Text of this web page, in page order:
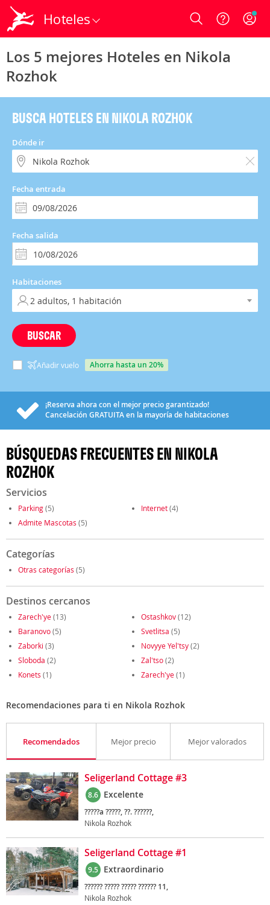
Hoteles Login
Los 5 mejores Hoteles en Nikola
Rozhok
BUSCA HOTELES EN NIKOLA ROZHOK
Dónde ir
Fecha entrada
Fecha salida
Habitaciones
BUSCAR
Añadir vuelo ahorra hasta un 20%
¡Reserva ahora con el mejor precio garantizado!
Cancelación GRATUITAen la mayoría de habitaciones
BÚSQUEDAS FRECUENTES EN NIKOLA
ROZHOK
Servicios
Parking(5) Internet(4)
Admite Mascotas (5)
Categorías
Otras categorías (5)
Destinos cercanos
Zarech'ye(13) Ostashkov(12)
Baranovo(5) Svetlitsa (5)
Zaborki (3) Novyye Yel'tsy(2)
Sloboda (2) Zal'tso(2)
Konets (1) Zarech'ye(1)
Recomendaciones para ti en Nikola Rozhok
Recomendados Mejor precio Mejor valorados
Seligerland Cottage #3
8.6 Excelente
?????a ?????, ??. ??????,
Nikola Rozhok
Seligerland Cottage #1
9.5 Extraordinario
?????? ????? ????? ?????? 11,
Nikola Rozhok